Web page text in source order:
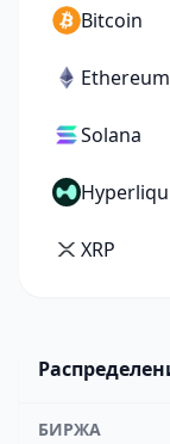
Bitcoin
Ethereum
Solana
XRP
БИРЖА